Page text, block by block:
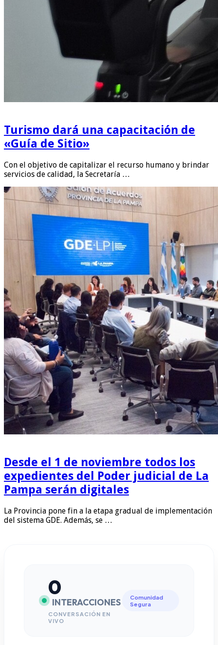
Turismo dará una capacitación de
«Guía de Sitio»
Con el objetivo de capitalizar el recurso humano y brindar
servicios de calidad, la Secretaría …
Desde el 1 de noviembre todos los
expedientes del Poder judicial de La
Pampa serán digitales
La Provincia pone fin a la etapa gradual de implementación
del sistema GDE. Además, se …
0
INTERACCIONES
CONVERSACIÓN EN
VIVO
Comunidad
Segura